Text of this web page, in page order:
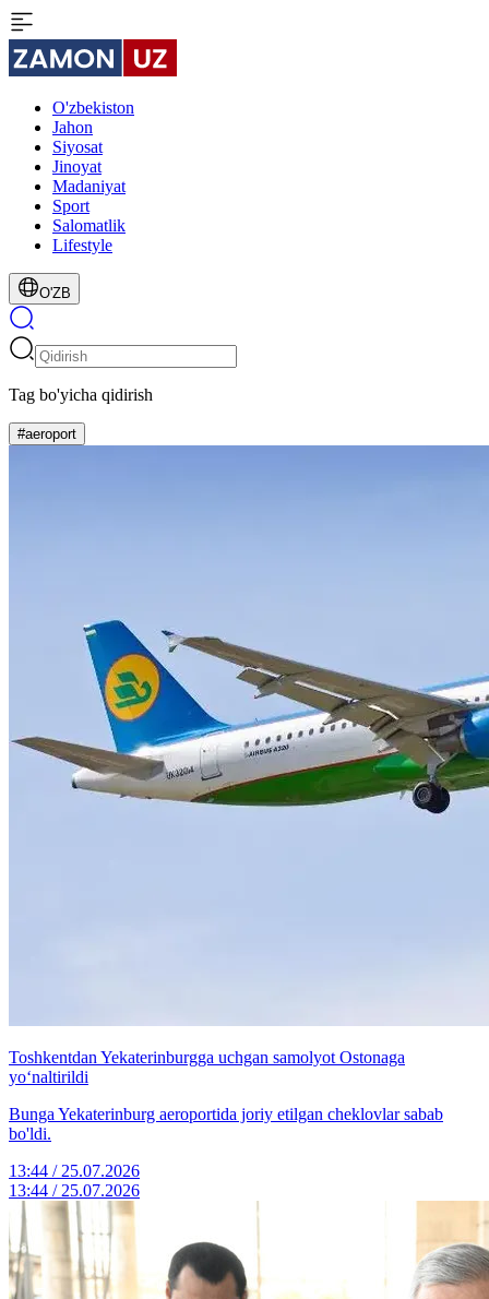
O'zbekiston
Jahon
Siyosat
Jinoyat
Madaniyat
Sport
Salomatlik
Lifestyle
O'ZB
Tag bo'yicha qidirish
#aeroport
Toshkentdan Yekaterinburgga uchgan samolyot Ostonaga
yo‘naltirildi
Bunga Yekaterinburg aeroportida joriy etilgan cheklovlar sabab
bo'ldi.
13:44 / 25.07.2026
13:44 / 25.07.2026